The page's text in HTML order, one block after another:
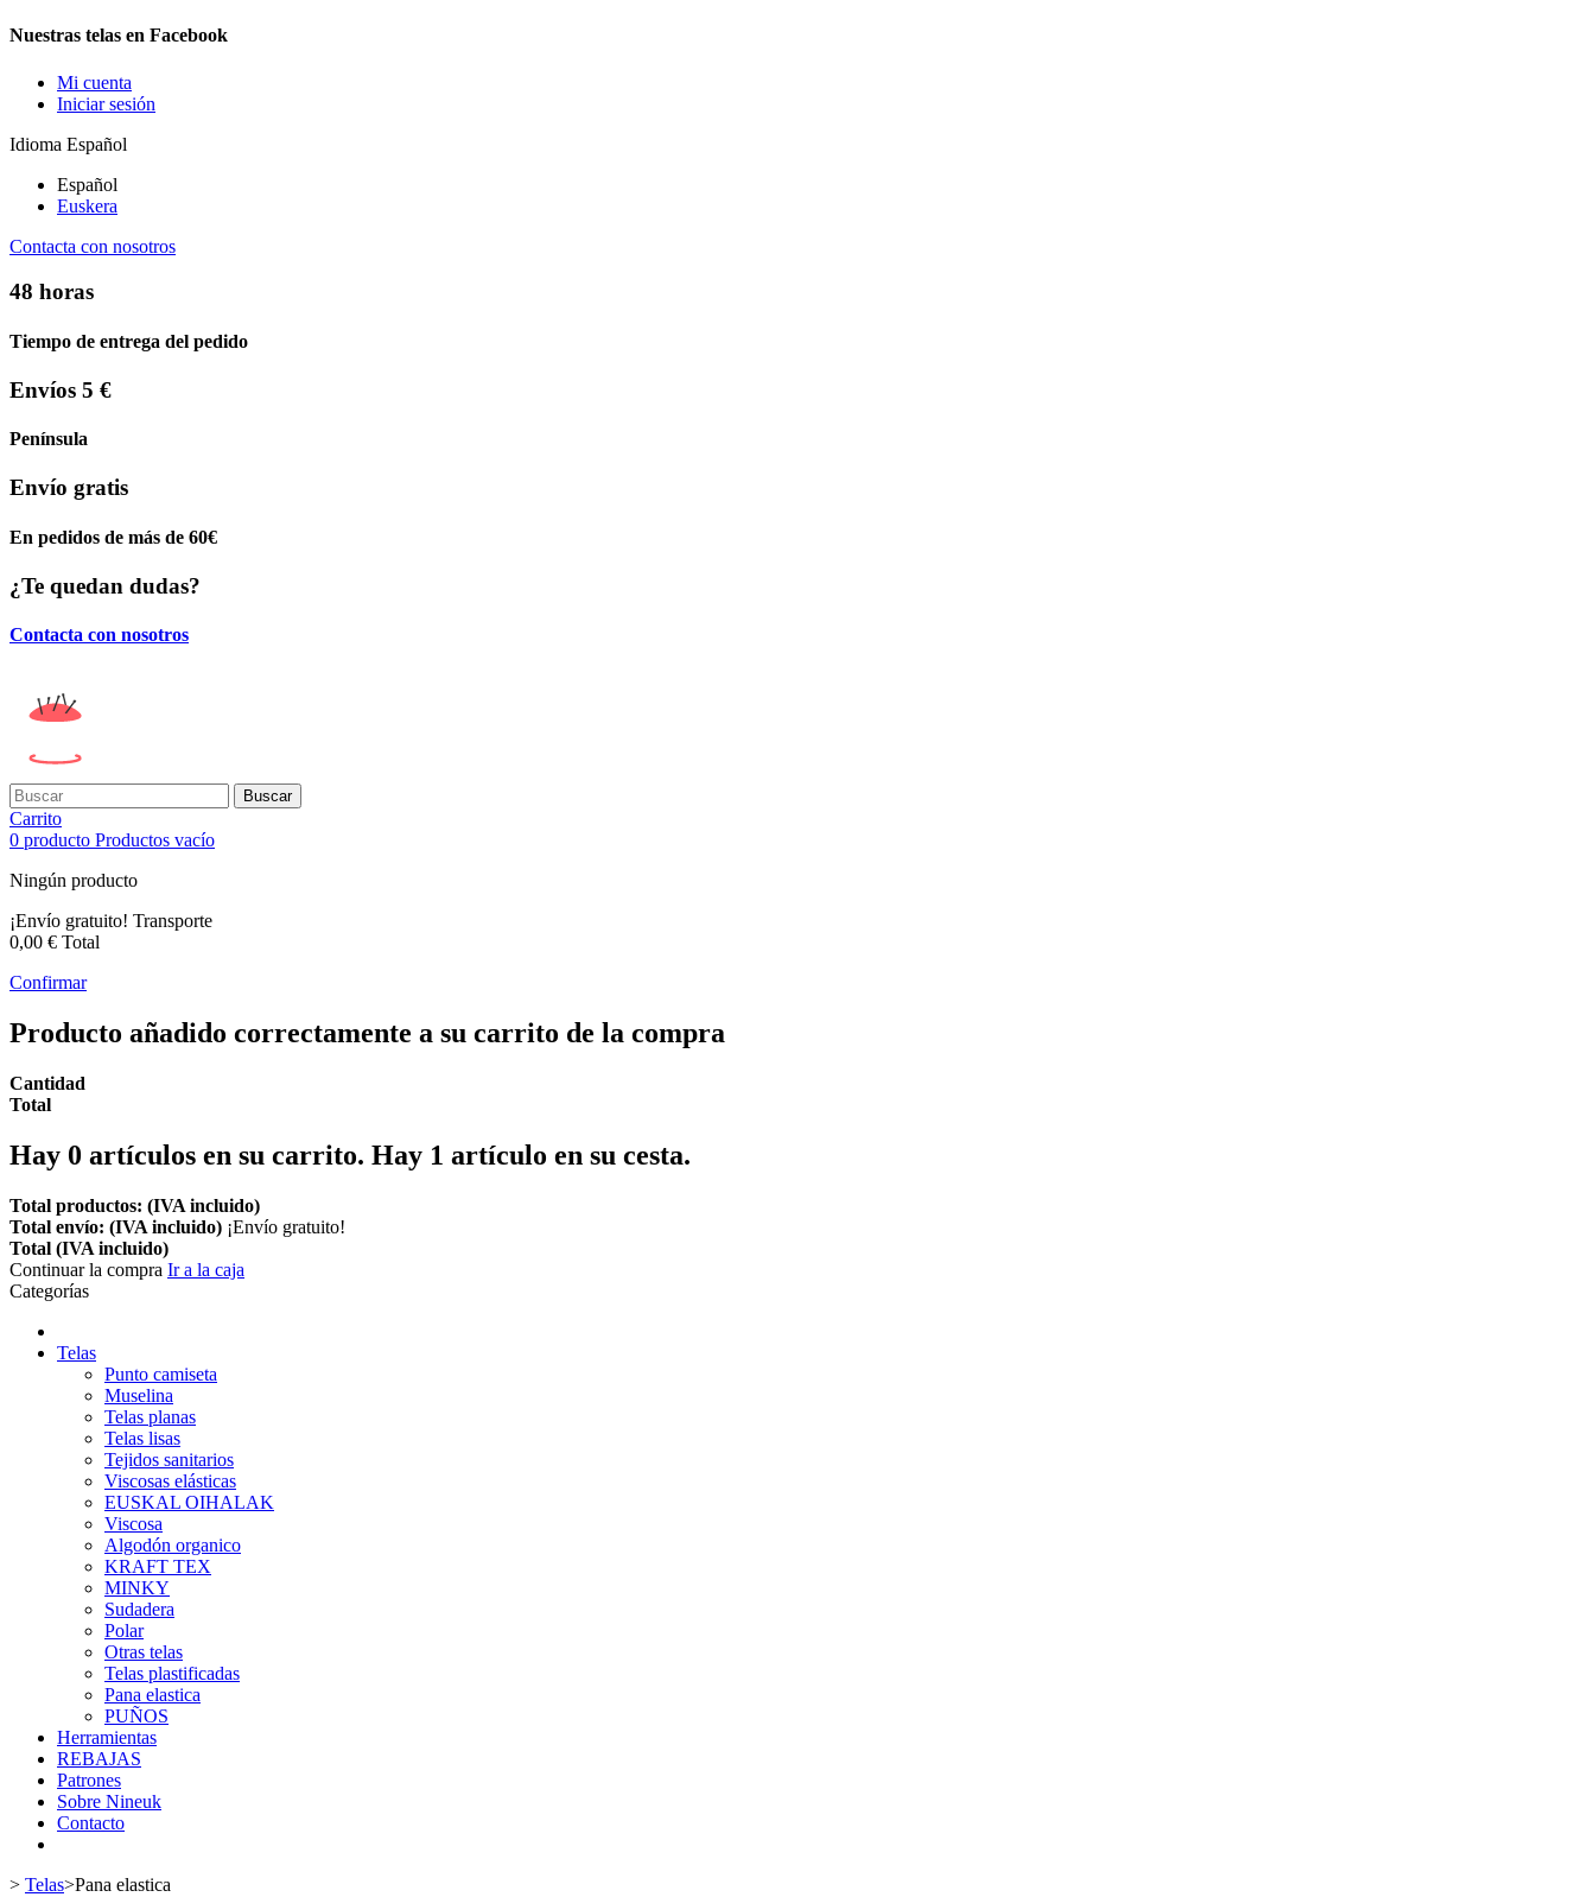
Nuestras telas en Facebook
Mi cuenta
Iniciar sesión
Idioma Español
Español
Euskera
Contacta con nosotros
48 horas
Tiempo de entrega del pedido
Envíos 5 €
Península
Envío gratis
En pedidos de más de 60€
¿Te quedan dudas?
Contacta con nosotros
Buscar
Carrito
0 producto Productos vacío
Ningún producto
¡Envío gratuito! Transporte
0,00 € Total
Confirmar
Producto añadido correctamente a su carrito de la compra
Cantidad
Total
Hay 0 artículos en su carrito. Hay 1 artículo en su cesta.
Total productos: (IVA incluido)
Total envío: (IVA incluido) ¡Envío gratuito!
Total (IVA incluido)
Continuar la compra Ir a la caja
Categorías
Telas
Punto camiseta
Muselina
Telas planas
Telas lisas
Tejidos sanitarios
Viscosas elásticas
EUSKAL OIHALAK
Viscosa
Algodón organico
KRAFT TEX
MINKY
Sudadera
Polar
Otras telas
Telas plastificadas
Pana elastica
PUÑOS
Herramientas
REBAJAS
Patrones
Sobre Nineuk
Contacto
> Telas>Pana elastica